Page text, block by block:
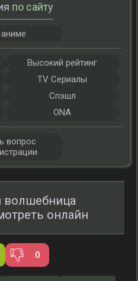
волшебница
онлайн
0
по сайту
Высокий рейтинг
TV Сериалы
Спэшл
ONA
вопрос